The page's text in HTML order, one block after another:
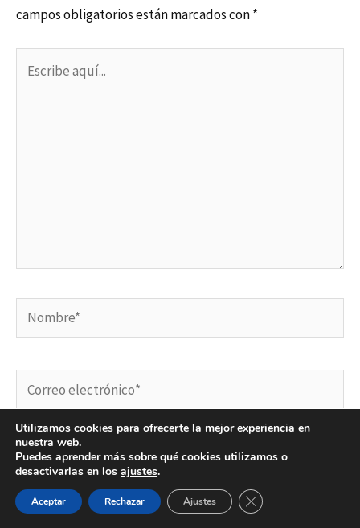
campos obligatorios están marcados con*
Nombre*
Correo
electrónico*
Web
Utilizamos cookies para ofrecerte la mejor experiencia en
nuestra web.
Puedes aprender más sobre qué cookies utilizamos o
desactivarlas en los ajustes.
Aceptar Rechazar Ajustes CERRAR EL